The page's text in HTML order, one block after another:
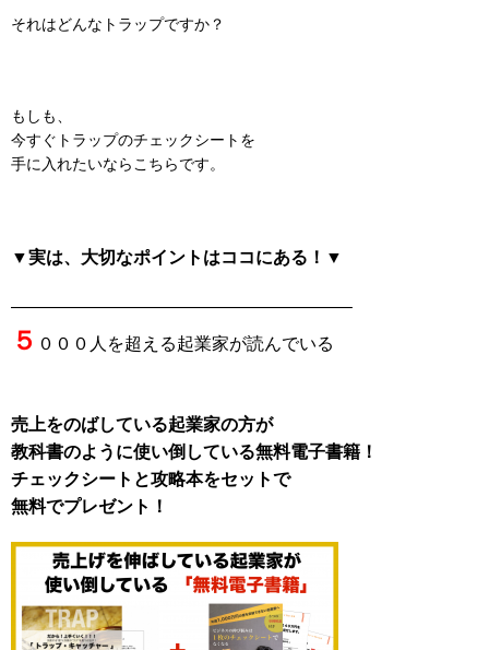
それはどんなトラップですか？
もしも、
今すぐトラップのチェックシートを
手に入れたいならこちらです。
▼実は、大切なポイントはココにある！▼
———————————————————–
５ ０００人を超える起業家が読んでいる
売上をのばしている起業家の方が
教科書のように使い倒している無料電子書籍！
チェックシートと攻略本をセットで
無料でプレゼント！